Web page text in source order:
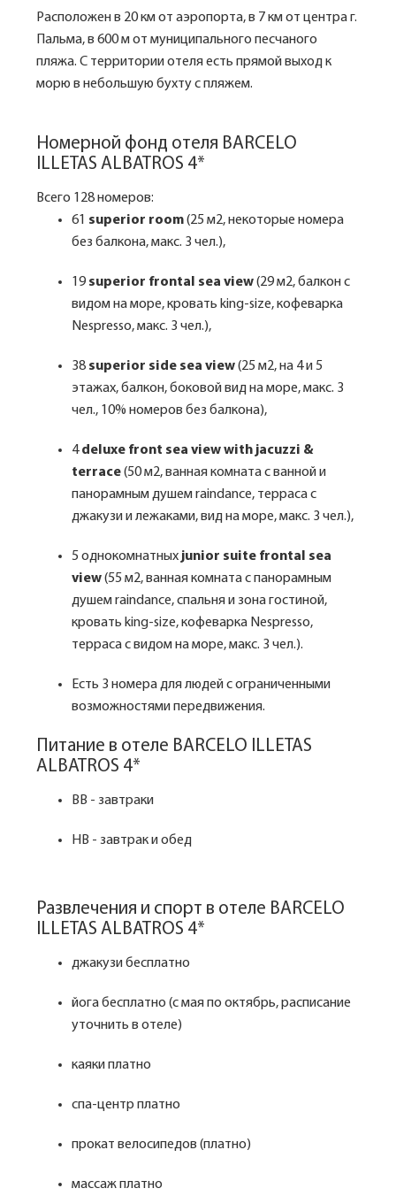
Расположен в 20 км от аэропорта, в 7 км от центра г.
Пальма, в 600 м от муниципального песчаного
пляжа. С территории отеля есть прямой выход к
морю в небольшую бухту с пляжем.
Номерной фонд отеля BARCELO
ILLETAS ALBATROS 4*
Всего 128 номеров:
61 superior room(25 м2, некоторые номера
без балкона, макс. 3 чел.),
19 superior frontаl sea view(29 м2, балкон с
видом на море, кровать king-size, кофеварка
Nespresso, макс. 3 чел.),
38 superior side sea view(25 м2, на 4 и 5
этажах, балкон, боковой вид на море, макс. 3
чел., 10% номеров без балкона),
4deluxe front sea view with jacuzzi &
terrace(50 м2, ванная комната с ванной и
панорамным душем raindance, терраса с
джакузи и лежаками, вид на море, макс. 3 чел.),
5 однокомнатных junior suite frontal sea
view(55 м2, ванная комната с панорамным
душем raindance, спальня и зона гостиной,
кровать king-size, кофеварка Nespresso,
терраса с видом на море, макс. 3 чел.).
Есть 3 номера для людей с ограниченными
возможностями передвижения.
Питание в отеле BARCELO ILLETAS
ALBATROS 4*
BB - завтраки
HB - завтрак и обед
Развлечения и спорт в отеле BARCELO
ILLETAS ALBATROS 4*
джакузи бесплатно
йога бесплатно (с мая по октябрь, расписание
уточнить в отеле)
каяки платно
спа-центр платно
прокат велосипедов (платно)
массаж платно